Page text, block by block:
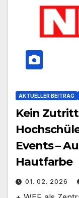
AKTUELLER BEITRAG
Kein
Events –
Hautfarbe
01. 02. 2026